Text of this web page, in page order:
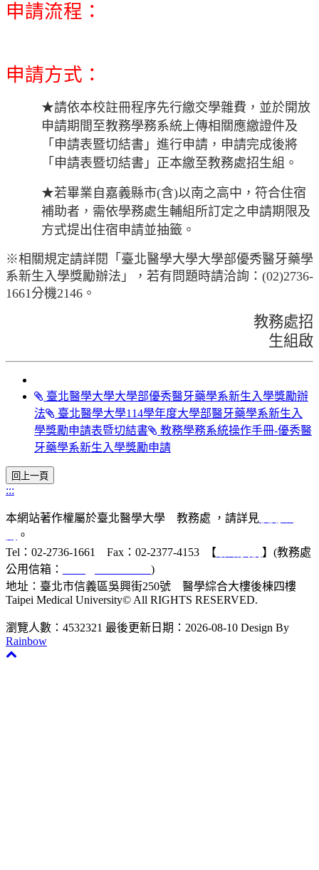
申請流程：
申請方式：
★請依本校註冊程序先行繳交學雜費，並於開放
申請期間至教務學務系統上傳相關應繳證件及
「申請表暨切結書」進行申請，申請完成後將
「申請表暨切結書」正本繳至教務處招生組。
★若畢業自嘉義縣市(含)以南之高中，符合住宿
補助者，需依學務處生輔組所訂定之申請期限及
方式提出住宿申請並抽籤。
※相關規定請詳閱「臺北醫學大學大學部優秀醫牙藥學
系新生入學獎勵辦法」，若有問題時請洽詢： (02)2736-
1661分機2146 。
教務處招
生組啟
臺北醫學大學大學部優秀醫牙藥學系新生入學獎勵辦
法
臺北醫學大學114學年度大學部醫牙藥學系新生入
學獎勵申請表暨切結書
教務學務系統操作手冊-優秀醫
牙藥學系新生入學獎勵申請
:::
本網站著作權屬於臺北醫學大學 教務處 ，請詳見
。
Tel：02-2736-1661 Fax：02-2377-4153 【
】(教務處
公用信箱：
)
地址：臺北市信義區吳興街250號 醫學綜合大樓後棟四樓
Taipei Medical University© All RIGHTS RESERVED.
瀏覽人數：4532321 最後更新日期：2026-08-10 Design By
Rainbow